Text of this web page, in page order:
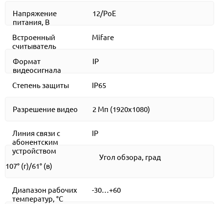
Напряжение
питания, В
12/PoE
Встроенный
считыватель
Mifare
Формат
видеосигнала
IP
Степень защиты IP65
Разрешение видео 2 Мп (1920х1080)
Линия связи с
абонентским
устройством
IP
Угол обзора, град
107° (г)/61° (в)
Диапазон рабочих
температур, °С
-30…+60